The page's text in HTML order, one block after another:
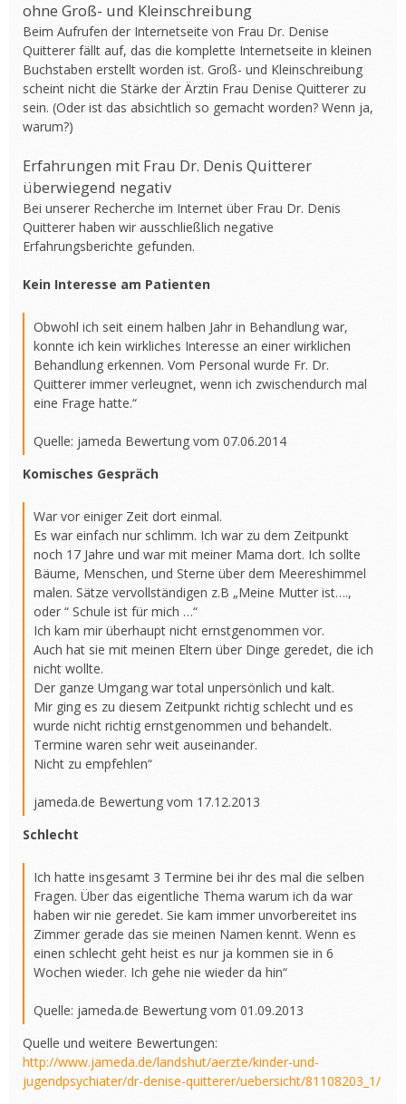
ohne Groß- und Kleinschreibung
Beim Aufrufen der Internetseite von Frau Dr. Denise
Quitterer fällt auf, das die komplette Internetseite in kleinen
Buchstaben erstellt worden ist. Groß- und Kleinschreibung
scheint nicht die Stärke der Ärztin Frau Denise Quitterer zu
sein. (Oder ist das absichtlich so gemacht worden? Wenn ja,
warum?)
Erfahrungen mit Frau Dr. Denis Quitterer
überwiegend negativ
Bei unserer Recherche im Internet über Frau Dr. Denis
Quitterer haben wir ausschließlich negative
Erfahrungsberichte gefunden.
Kein Interesse am Patienten
Obwohl ich seit einem halben Jahr in Behandlung war,
konnte ich kein wirkliches Interesse an einer wirklichen
Behandlung erkennen. Vom Personal wurde Fr. Dr.
Quitterer immer verleugnet, wenn ich zwischendurch mal
eine Frage hatte.“
Quelle: jameda Bewertung vom 07.06.2014
Komisches Gespräch
War vor einiger Zeit dort einmal.
Es war einfach nur schlimm. Ich war zu dem Zeitpunkt
noch 17 Jahre und war mit meiner Mama dort. Ich sollte
Bäume, Menschen, und Sterne über dem Meereshimmel
malen. Sätze vervollständigen z.B „Meine Mutter ist….,
oder “ Schule ist für mich …“
Ich kam mir überhaupt nicht ernstgenommen vor.
Auch hat sie mit meinen Eltern über Dinge geredet, die ich
nicht wollte.
Der ganze Umgang war total unpersönlich und kalt.
Mir ging es zu diesem Zeitpunkt richtig schlecht und es
wurde nicht richtig ernstgenommen und behandelt.
Termine waren sehr weit auseinander.
Nicht zu empfehlen“
jameda.de Bewertung vom 17.12.2013
Schlecht
Ich hatte insgesamt 3 Termine bei ihr des mal die selben
Fragen. Über das eigentliche Thema warum ich da war
haben wir nie geredet. Sie kam immer unvorbereitet ins
Zimmer gerade das sie meinen Namen kennt. Wenn es
einen schlecht geht heist es nur ja kommen sie in 6
Wochen wieder. Ich gehe nie wieder da hin“
Quelle: jameda.de Bewertung vom 01.09.2013
Quelle und weitere Bewertungen:
http://www.jameda.de/landshut/aerzte/kinder-und-
jugendpsychiater/dr-denise-quitterer/uebersicht/81108203_1/